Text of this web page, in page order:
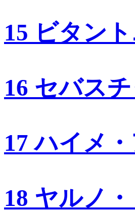
15 ビタン
16 セバス
17 ハイメ
18 ヤルノ